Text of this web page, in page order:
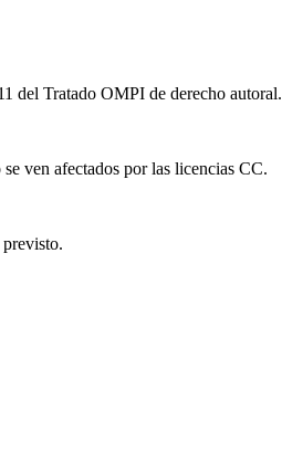
del Tratado OMPI de derecho autoral.
ven afectados por las licencias CC.